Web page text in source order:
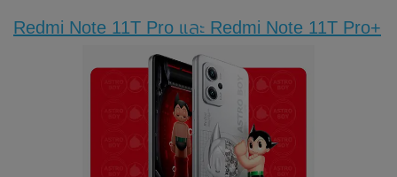
Redmi Note 11T Pro และ Redmi Note 11T Pro+